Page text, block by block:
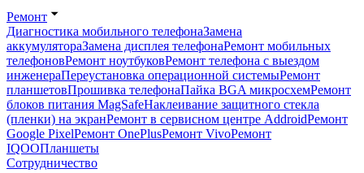
Ремонт
Диагностика мобильного телефонаЗамена
аккумулятораЗамена дисплея телефонаРемонт мобильных
телефоновРемонт ноутбуковРемонт телефона с выездом
инженераПереустановка операционной системыРемонт
планшетовПрошивка телефонаПайка BGA микросхемРемонт
блоков питания MagSafeНаклеивание защитного стекла
(пленки) на экранРемонт в сервисном центре AddroidРемонт
Google PixelРемонт OnePlusРемонт VivoРемонт
IQOOПланшеты
Сотрудничество